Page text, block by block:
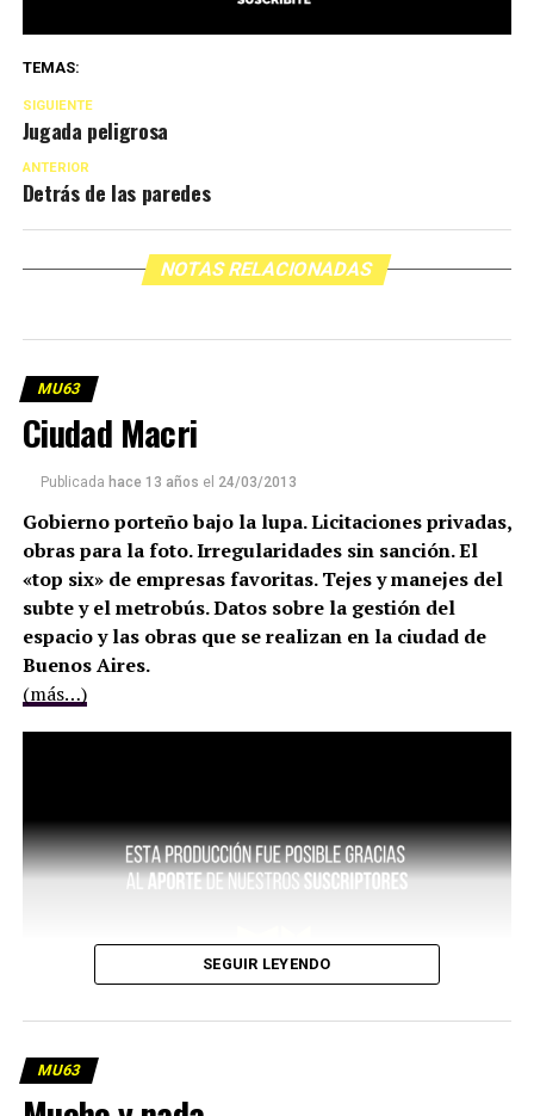
TEMAS:
SIGUIENTE
Jugada peligrosa
ANTERIOR
Detrás de las paredes
NOTAS RELACIONADAS
MU63
Ciudad Macri
Publicada hace 13 años el 24/03/2013
Gobierno porteño bajo la lupa. Licitaciones privadas,
obras para la foto. Irregularidades sin sanción. El
«top six» de empresas favoritas. Tejes y manejes del
subte y el metrobús. Datos sobre la gestión del
espacio y las obras que se realizan en la ciudad de
Buenos Aires.
(más…)
SEGUIR LEYENDO
MU63